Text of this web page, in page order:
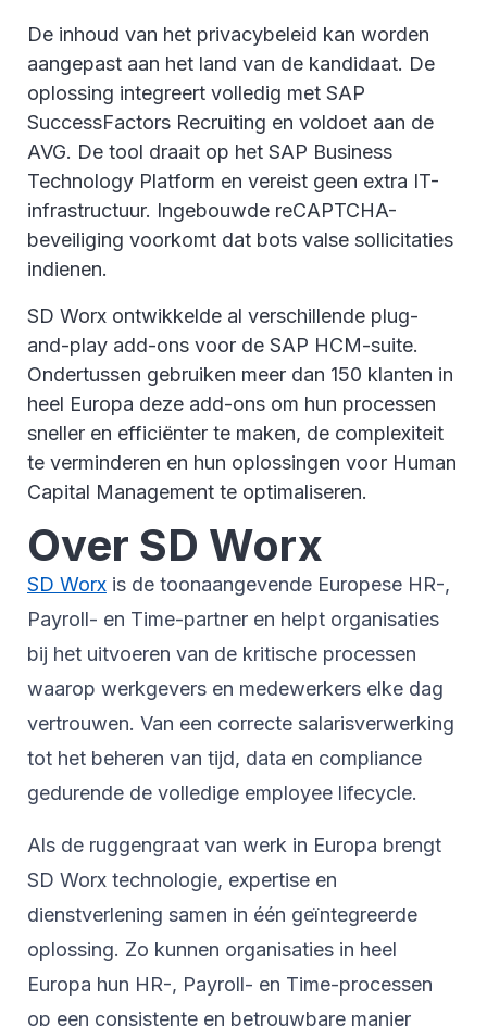
De inhoud van het privacybeleid kan worden
aangepast aan het land van de kandidaat. De
oplossing integreert volledig met SAP
SuccessFactors Recruiting en voldoet aan de
AVG. De tool draait op het SAP Business
Technology Platform en vereist geen extra IT-
infrastructuur. Ingebouwde reCAPTCHA-
beveiliging voorkomt dat bots valse sollicitaties
indienen.
SD Worx ontwikkelde al verschillende plug-
and-play add-ons voor de SAP HCM-suite.
Ondertussen gebruiken meer dan 150 klanten in
heel Europa deze add-ons om hun processen
sneller en efficiënter te maken, de complexiteit
te verminderen en hun oplossingen voor Human
Capital Management te optimaliseren.
Over SD Worx
SD Worx is de toonaangevende Europese HR-,
Payroll- en Time-partner en helpt organisaties
bij het uitvoeren van de kritische processen
waarop werkgevers en medewerkers elke dag
vertrouwen. Van een correcte salarisverwerking
tot het beheren van tijd, data en compliance
gedurende de volledige employee lifecycle.
Als de ruggengraat van werk in Europa brengt
SD Worx technologie, expertise en
dienstverlening samen in één geïntegreerde
oplossing. Zo kunnen organisaties in heel
Europa hun HR-, Payroll- en Time-processen
op een consistente en betrouwbare manier